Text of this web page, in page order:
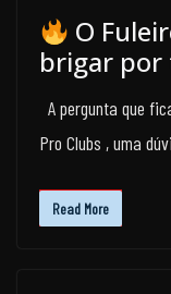
O
brigar por
A pergunta que
Pro Clubs , uma
Read More